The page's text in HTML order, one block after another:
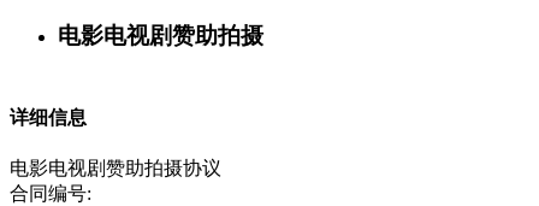
电影电视剧赞助拍摄
详细信息
电影电视剧赞助拍摄协议
合同编号: